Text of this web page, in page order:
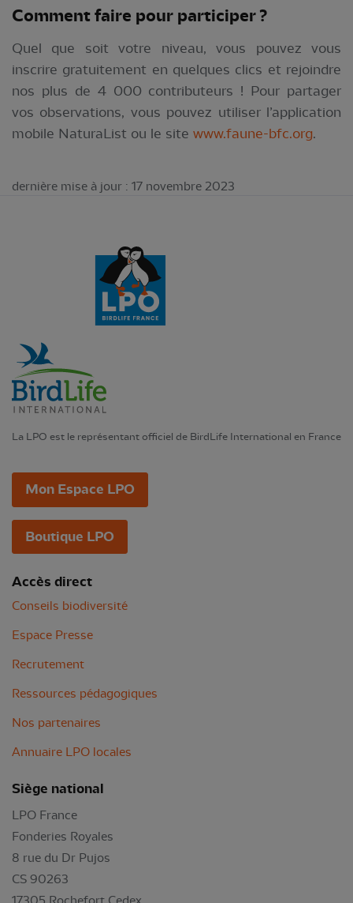
Comment faire pour participer ?
Quel que soit votre niveau, vous pouvez vous
inscrire gratuitement en quelques clics et rejoindre
nos plus de 4 000 contributeurs ! Pour partager
vos observations, vous pouvez utiliser l’application
mobile NaturaList ou le site www.faune-bfc.org.
dernière mise à jour : 17 novembre 2023
La LPO est le représentant officiel de BirdLife International en France
Mon Espace LPO
Boutique LPO
Accès direct
Conseils biodiversité
Espace Presse
Recrutement
Ressources pédagogiques
Nos partenaires
Annuaire LPO locales
Siège national
LPO France
Fonderies Royales
8 rue du Dr Pujos
CS 90263